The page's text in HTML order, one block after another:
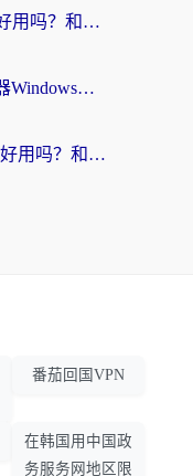
海外党必看：ChickCN VPN好用吗？和星河VPN对比哪个回国效果更好？附真实体验+避坑指南
海外党必看：免费VPN加速器Windows版怎么选？附真实测评与无缝访问国内资源指南
海外党必看：快帆TV版VPN好用吗？和hi龟龟VPN对比哪个回国效果更好？附免费加速器选择指南
番茄回国VPN
在韩国用中国政
务服务网地区限